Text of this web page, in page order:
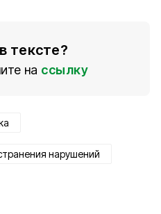
тексте?
на ссылку
нарушений